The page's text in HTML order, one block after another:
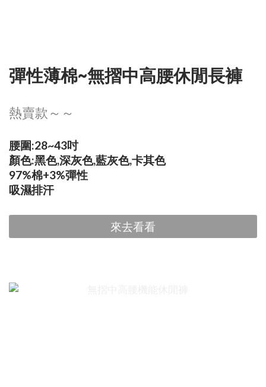
彈性薄棉~無摺中高腰休閒長褲
熱賣款～～
腰圍:28~43吋
顏色:黑色,深灰色,藍灰色,卡其色
97%棉+3%彈性
吸濕排汗
來去看看